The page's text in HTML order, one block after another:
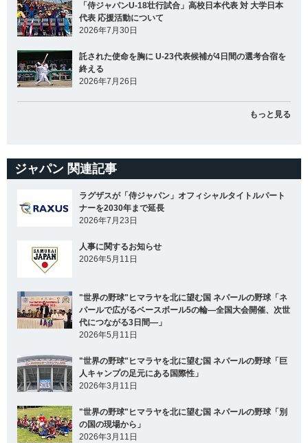
「侍ジャパンU-18壮行試合」高校日本代表 対 大学日本
代表 応援活動について
2026年7月30日
託された使命を胸に U-23代表候補が4日間の選考合宿を
終える
2026年7月26日
もっと見る
ジャパン 関連記事
ラグザスが「侍ジャパン」オフィシャルタイトルパート
ナーを2030年まで延長
2026年7月23日
人事に関するお知らせ
2026年5月11日
"世界の野球"ヒマラヤを北に望む国 ネパールの野球「ネ
パールで広がるベースボール5の輪―全国大会開催、次世
代につながる3日間―」
2026年5月11日
"世界の野球"ヒマラヤを北に望む国 ネパールの野球「巨
人キャンプの足元にある国際性」
2026年3月11日
"世界の野球"ヒマラヤを北に望む国 ネパールの野球「別
の国の現場から」
2026年3月11日